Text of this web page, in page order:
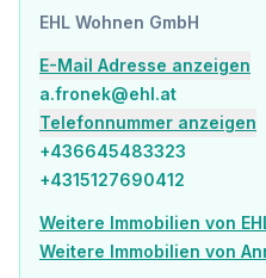
Apotheke <75m
Krankenhaus <575m
Kinder & Schulen
Schule <100m
Kindergarten <275m
Höhere Schule <375m
Nahversorgung
EHL Wohnen GmbH
E-Mail Adresse anzeigen
a.fronek@ehl.at
Telefonnummer anzeigen
+436645483323
+4315127690412
Weitere Immobilien von
Weitere Immobilien von